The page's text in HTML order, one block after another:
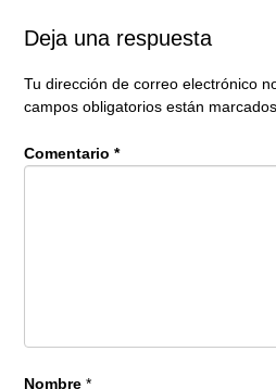
Deja una respuesta
Tu dirección de correo electrónico
campos obligatorios están
Comentario *
Nombre *